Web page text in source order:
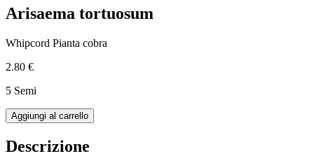
Arisaema tortuosum
Whipcord Pianta cobra
2.80 €
5 Semi
Aggiungi al carrello
Descrizione